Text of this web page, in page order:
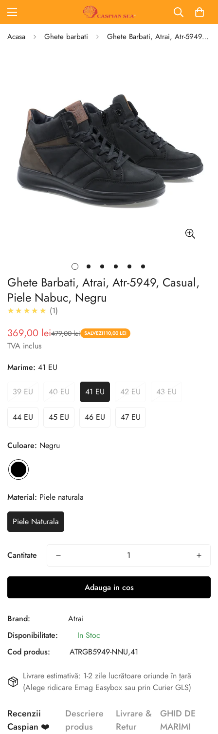
Acasa Ghete barbati Ghete Barbati, Atrai, Atr-5949, Casual, Piele Nabuc, Negru
Ghete Barbati, Atrai, Atr-5949, Casual,
Piele Nabuc, Negru
★★★★★ 5.0
1
Pret
redus
369,00 lei
Pret 479,00 lei SALVEZI110,00 LEI
TVA inclus
Marime: 41 EU
39 EU 40 EU 41 EU 42 EU 43 EU
44 EU 45 EU 46 EU 47 EU
Culoare: Negru
Material: Piele naturala
Piele Naturala
Cantitate
Adauga in cos
Brand:
Atrai
Disponibilitate:
In Stoc
Cod produs:
ATRGB5949-NNU,41
Livrare estimativă: 1-2 zile lucrătoare oriunde în țară
(Alege ridicare Emag Easybox sau prin Curier GLS)
Recenzii
Caspian ❤️
Descriere
produs
Livrare &
Retur
GHID DE
MARIMI